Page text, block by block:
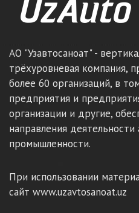
АО "Узавтосаноат" -
трёхуровневая компания,
более 60 организаций, в
предприятия и
организации и другие,
направления
промышленности.
При использовании
сайт www.uzavtosanoat.uz